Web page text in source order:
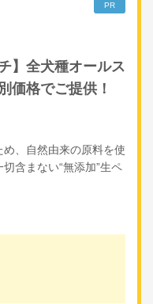
PR
】全犬種オールス
価格でご提供！
、自然由来の原料を使
含まない“無添加”生ペ